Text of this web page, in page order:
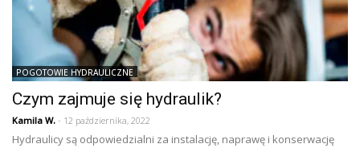
POGOTOWIE HYDRAULICZNE
Czym zajmuje się hydraulik?
Kamila W. - 12 października, 2022
Hydraulicy są odpowiedzialni za instalację, naprawę i konserwację